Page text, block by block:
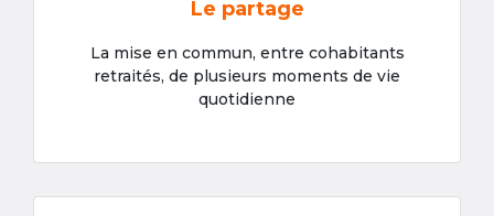
Le partage
La mise en commun, entre cohabitants
retraités, de plusieurs moments de vie
quotidienne